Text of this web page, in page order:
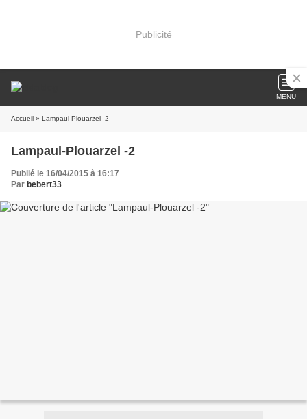
Publicité
MENU
Accueil » Lampaul-Plouarzel -2
Lampaul-Plouarzel -2
Publié le 16/04/2015 à 16:17
Par bebert33